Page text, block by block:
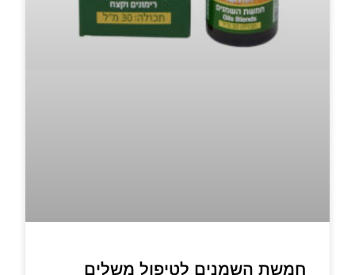
חמשת השמנים לטיפול משלים